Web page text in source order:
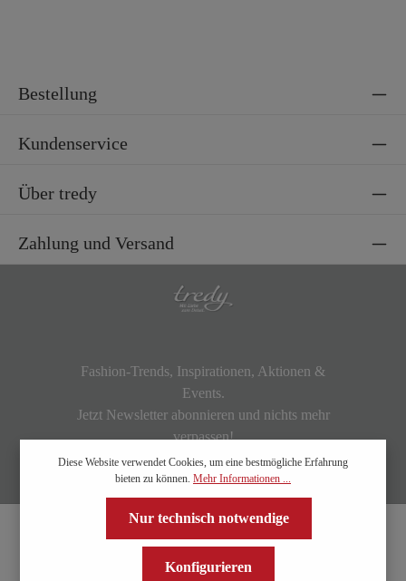
Bestellung
Kundenservice
Über tredy
Zahlung und Versand
Fashion-Trends, Inspirationen, Aktionen &
Events.
Jetzt Newsletter abonnieren und nichts mehr
verpassen!
Diese Website verwendet Cookies, um eine bestmögliche Erfahrung
bieten zu können. Mehr Informationen ...
Nur technisch notwendige
Konfigurieren